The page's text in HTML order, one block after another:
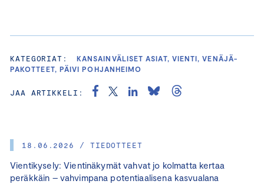
18.06.2026 / TIEDOTTEET
Vientikysely: Vientinäkymät vahvat jo kolmatta kertaa
peräkkäin – vahvimpana potentiaalisena kasvualana
KATEGORIAT:
KANSAINVÄLISET ASIAT, VIENTI, VENÄJÄ-
PAKOTTEET, PÄIVI POHJANHEIMO
JAA ARTIKKELI: